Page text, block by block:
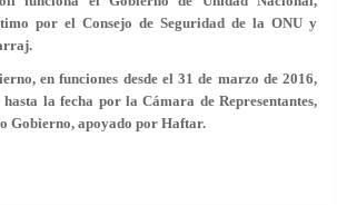
por el Consejo de Seguridad de la ONU y
en funciones desde el 31 de marzo de 2016,
la fecha por la Cámara de Representantes,
Gobierno, apoyado por Haftar.